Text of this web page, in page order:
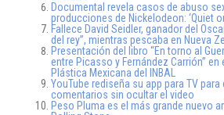
Documental revela casos de abuso
producciones de Nickelodeon: ‘Quiet
Fallece David Seidler, ganador del
del rey”, mientras pescaba en Nueva
Presentación del libro “En torno al
entre Picasso y Fernández Carrión” en
Plástica Mexicana del INBAL
YouTube rediseña su app para TV
comentarios sin ocultar el video
Peso Pluma es el más grande nuevo